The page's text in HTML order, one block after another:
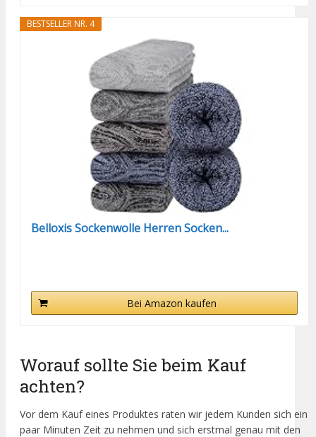
BESTSELLER NR. 4
Belloxis Sockenwolle Herren Socken...
Bei Amazon kaufen
Worauf sollte Sie beim Kauf
achten?
Vor dem Kauf eines Produktes raten wir jedem Kunden sich ein
paar Minuten Zeit zu nehmen und sich erstmal genau mit den